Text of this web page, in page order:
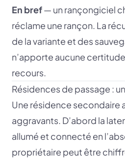
En bref— un rançongiciel
réclame une rançon. La
de la variante et des
n’apporte aucune
recours.
Résidences de passage :
Une résidence secondaire
aggravants. D’abord la
allumé et connecté en
propriétaire peut être